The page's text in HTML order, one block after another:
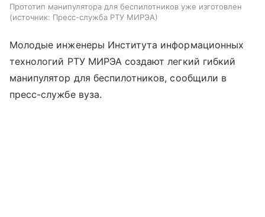
Прототип манипулятора для беспилотников уже изготовлен
источник: Пресс-служба РТУ МИРЭА
Молодые инженеры Института информационных
технологий РТУ МИРЭА создают легкий гибкий
манипулятор для беспилотников, сообщили в
пресс-службе вуза.